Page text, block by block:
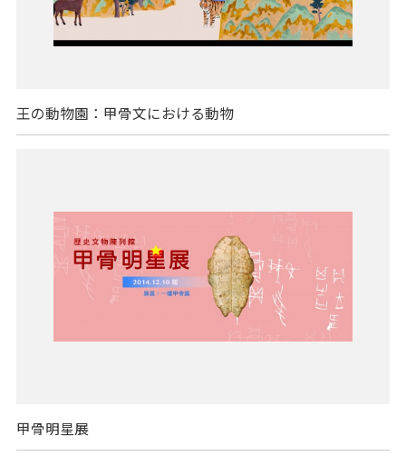
王の動物園：甲骨文における動物
甲骨明星展